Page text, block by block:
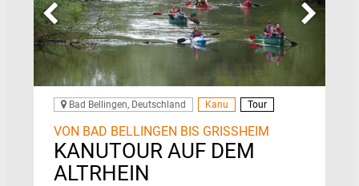
Bad Bellingen, Deutschland Kanu Tour
VON BAD BELLINGEN BIS GRISSHEIM
KANUTOUR AUF DEM
ALTRHEIN